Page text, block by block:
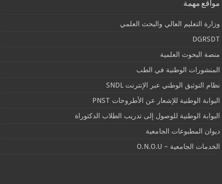
مواقع مهمة
وزارة التعليم العالي والبحث العلمي
DGRSDT
منصة البحوث العلمية
المنشورات الوطنية في الطب
نظام التوثيق الوطني عبر الإنترنت SNDL
البوابة الوطنية للإشعار عن الأطروحات PNST
البوابة الوطنية للوصول إلى تدريب الطلاب الدكتوراة
ديوان المطبوعات الجامعية
الخدمات الجامعية – O.N.O.U